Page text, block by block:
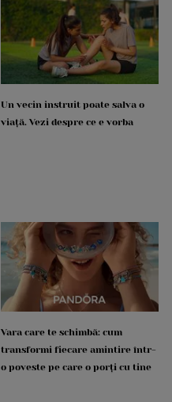
Un vecin instruit poate salva o
viață. Vezi despre ce e vorba
Vara care te schimbă: cum
transformi fiecare amintire într-
o poveste pe care o porți cu tine